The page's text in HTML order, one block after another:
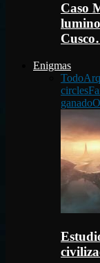
Caso
Enigmas
Todo
circles
ganado